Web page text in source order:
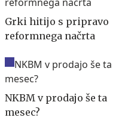
Grki hitijo s pripravo
reformnega načrta
NKBM v prodajo še ta
mesec?